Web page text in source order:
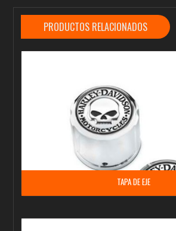
PRODUCTOS RELACIONADOS
TAPA DE EJE